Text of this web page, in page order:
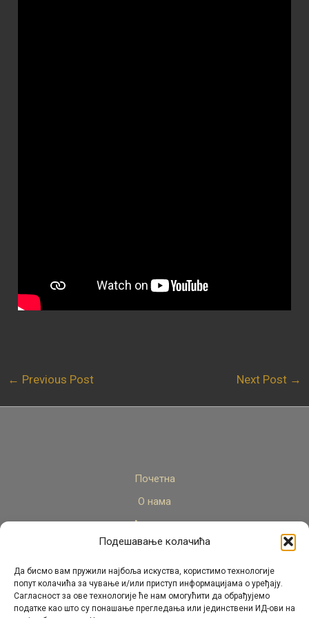
Подешавање колачића
Да бисмо вам пружили најбоља искуства, користимо технологије
попут колачића за чување и/или приступ информацијама о уређају.
Сагласност за ове технологије ће нам омогућити да обрађујемо
податке као што су понашање прегледања или јединствени ИД-ови на
← Previous Post Next Post →
Почетна
О нама
Актуелно
Стручни кадар
Пројекти
Архива
Контакт